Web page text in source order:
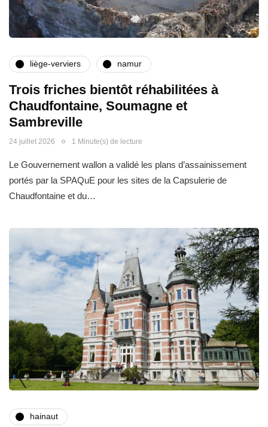
liège-verviers namur
Trois friches bientôt réhabilitées à
Chaudfontaine, Soumagne et
Sambreville
24 juillet 2026 1 Minute(s) de lecture
Le Gouvernement wallon a validé les plans d’assainissement
portés par la SPAQuE pour les sites de la Capsulerie de
Chaudfontaine et du…
hainaut